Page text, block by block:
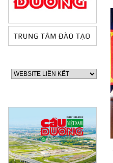
60 NĂM ĐIỆN BIÊN